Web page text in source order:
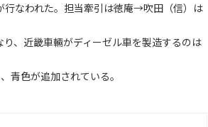
なわれた。担当牽引は徳庵→吹田（信）は
、近畿車輛がディーゼル車を製造するのは
青色が追加されている。